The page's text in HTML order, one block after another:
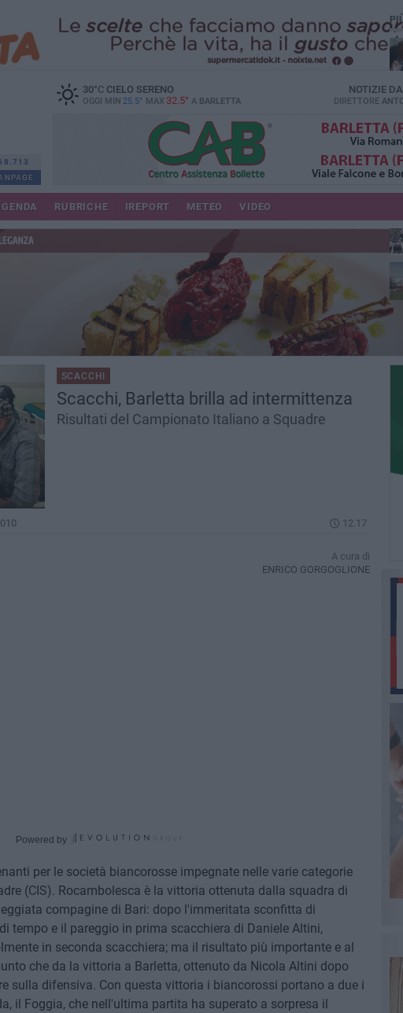
30°CCIELO SERENO
OGGI MIN 25.5° MAX 32.5° A BARLETTA
NOTIZIE
DIRETTORE
RUBRICHE IREPORT METEO VIDEO
SCACCHI
Scacchi, Barletta brilla ad intermittenza
Risultati del Campionato Italiano a Squadre
12.17
A cura di
ENRICO GORGOGLIONE
Powered by
per le società biancorosse impegnate nelle varie categorie
(CIS). Rocambolesca è la vittoria ottenuta dalla squadra di
compagine di Bari: dopo l'immeritata sconfitta di
tempo e il pareggio in prima scacchiera di Daniele Altini,
in seconda scacchiera; ma il risultato più importante e al
che da la vittoria a Barletta, ottenuto da Nicola Altini dopo
sulla difensiva. Con questa vittoria i biancorossi portano a due i
il Foggia, che nell'ultima partita ha superato a sorpresa il